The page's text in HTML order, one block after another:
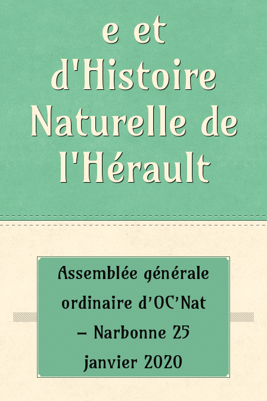
e et
d'Histoire
Naturelle de
l'Hérault
Assemblée générale
ordinaire d’OC’Nat
– Narbonne 25
janvier 2020